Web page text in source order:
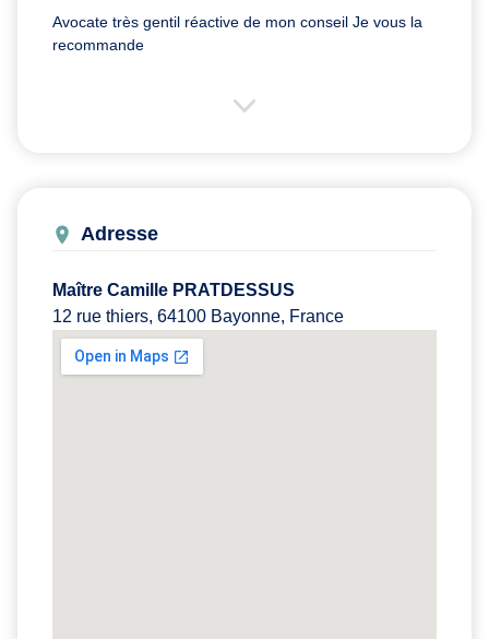
Avocate très gentil réactive de mon conseil Je vous la
recommande
Adresse
Maître Camille PRATDESSUS
12 rue thiers, 64100 Bayonne, France